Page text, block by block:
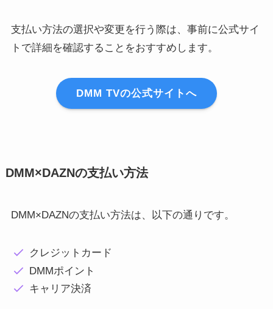
支払い方法の選択や変更を行う際は、事前に公式サイ
トで詳細を確認することをおすすめします。
DMM TVの公式サイトへ
DMM×DAZNの支払い方法
DMM×DAZNの支払い方法は、以下の通りです。
クレジットカード
DMMポイント
キャリア決済